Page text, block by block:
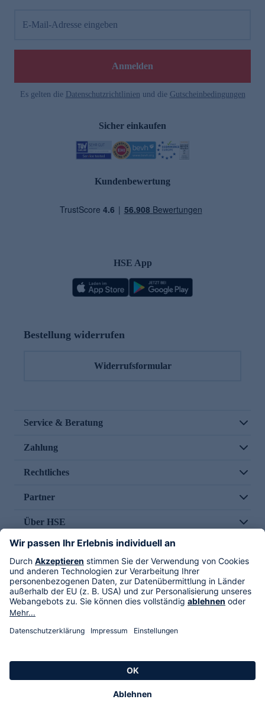
E-Mail-Adresse eingeben
Anmelden
Es gelten die Datenschutzrichtlinien und die Gutscheinbedingungen
Sicher einkaufen
Kundenbewertung
HSE App
Bestellung widerrufen
Widerrufsformular
Service & Beratung
Zahlung
Rechtliches
Partner
Über HSE
Im TV
HSE International